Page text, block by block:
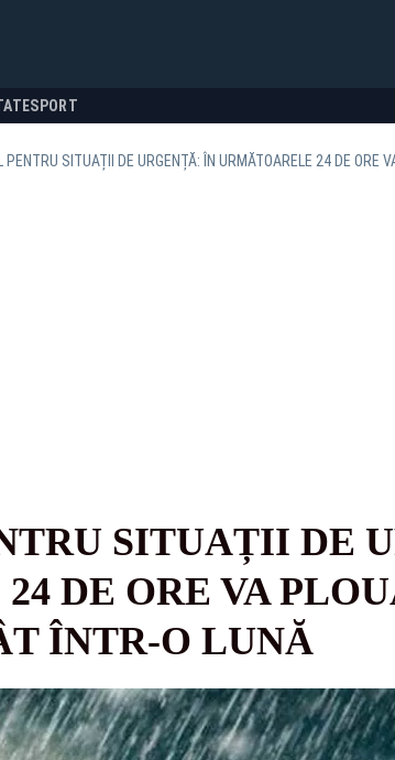
SPORT
PENTRU SITUAȚII DE URGENȚĂ: ÎN URMĂTOARELE 24 DE ORE
SITUAȚII DE
DE ORE VA
ÎNTR-O LUNĂ